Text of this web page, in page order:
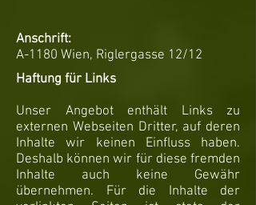
​Anschrift:
A-1180 Wien, Riglergasse 12/12​
Haftung für Links
Unser Angebot enthält Links zu
externen Webseiten Dritter, auf deren
Inhalte wir keinen Einfluss haben.
Deshalb können wir für diese fremden
Inhalte auch keine Gewähr
übernehmen. Für die Inhalte der